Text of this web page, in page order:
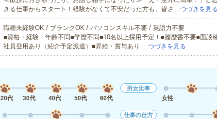
きる仕事からスタート！経験がなくて不安だった方も、皆さ…つづきを見る
職種未経験OK / ブランクOK / パソコンスキル不要 / 英語力不要
■資格・経験・年齢不問■学歴不問■10名以上採用予定！■履歴書不要■面談
社員登用あり（紹介予定派遣）■昇給・賞与あり …つづきを見る
20代
30代 40代 50代 60代
男女比率
女性
仕事の仕方